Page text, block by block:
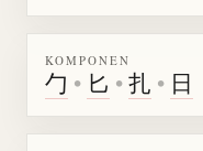
KOMPONEN
勹 • 匕 •扎 • 日